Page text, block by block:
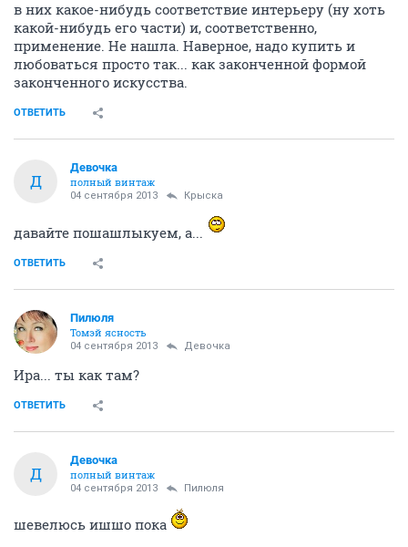
в них какое-нибудь соответствие интерьеру (ну хоть
какой-нибудь его части) и, соответственно,
применение. Не нашла. Наверное, надо купить и
любоваться просто так... как законченной формой
законченного искусства.
ОТВЕТИТЬ
Д
Девочка
полный винтаж
04 сентября 2013 Крыска
давайте пошашлыкуем, а...
ОТВЕТИТЬ
Пилюля
Томэй ясность
04 сентября 2013 Девочка
Ира... ты как там?
ОТВЕТИТЬ
Д
Девочка
полный винтаж
04 сентября 2013 Пилюля
шевелюсь ишшо пока